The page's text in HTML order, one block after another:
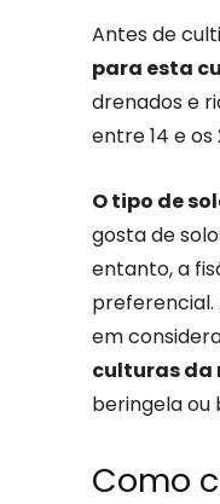
Antes de
para esta
drenados e
entre 14 e
O tipo de
gosta de
entanto, a
preferencial.
em
culturas da
beringela ou
Como